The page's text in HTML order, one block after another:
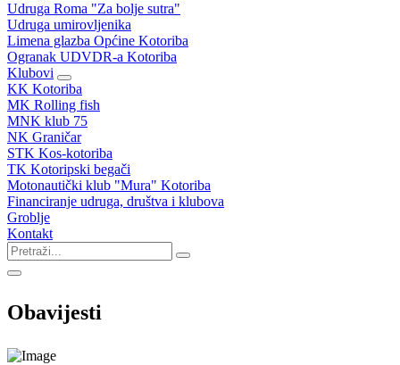
Udruga Roma "Za bolje sutra"
Udruga umirovljenika
Limena glazba Općine Kotoriba
Ogranak UDVDR-a Kotoriba
Klubovi
KK Kotoriba
MK Rolling fish
MNK klub 75
NK Graničar
STK Kos-kotoriba
TK Kotoripski begači
Motonautički klub "Mura" Kotoriba
Financiranje udruga, društva i klubova
Groblje
Kontakt
Obavijesti